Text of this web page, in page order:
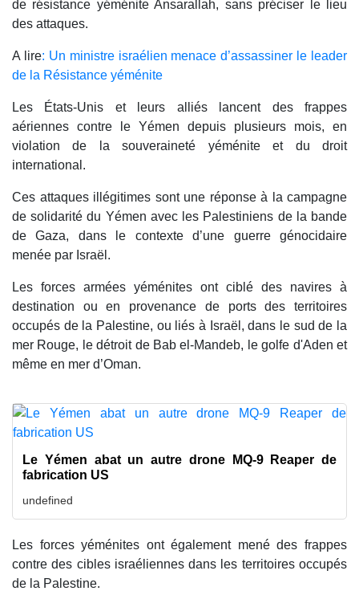
de résistance yéménite Ansarallah, sans préciser le lieu
des attaques.
A lire: Un ministre israélien menace d’assassiner le leader
de la Résistance yéménite
Les États-Unis et leurs alliés lancent des frappes
aériennes contre le Yémen depuis plusieurs mois, en
violation de la souveraineté yéménite et du droit
international.
Ces attaques illégitimes sont une réponse à la campagne
de solidarité du Yémen avec les Palestiniens de la bande
de Gaza, dans le contexte d’une guerre génocidaire
menée par Israël.
Les forces armées yéménites ont ciblé des navires à
destination ou en provenance de ports des territoires
occupés de la Palestine, ou liés à Israël, dans le sud de la
mer Rouge, le détroit de Bab el-Mandeb, le golfe d'Aden et
même en mer d’Oman.
Le Yémen abat un autre drone MQ-9 Reaper de
fabrication US
undefined
Les forces yéménites ont également mené des frappes
contre des cibles israéliennes dans les territoires occupés
de la Palestine.